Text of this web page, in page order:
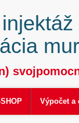
SHOP Výpočet a